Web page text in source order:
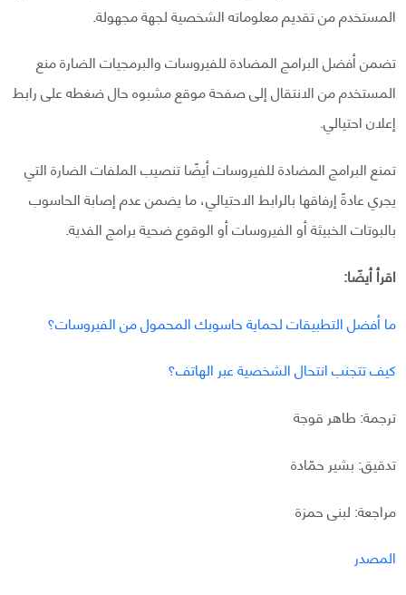
المستخدم من تقديم معلوماته الشخصية لجهة مجهولة.
تضمن أفضل البرامج المضادة للفيروسات والبرمجيات الضارة منع
المستخدم من الانتقال إلى صفحة موقع مشبوه حال ضغطه على رابط
إعلان احتيالي.
تمنع البرامج المضادة للفيروسات أيضًا تنصيب الملفات الضارة التي
يجري عادةً إرفاقها بالرابط الاحتيالي، ما يضمن عدم إصابة الحاسوب
بالبوتات الخبيثة أو الفيروسات أو الوقوع ضحية برامج الفدية.
اقرأ أيضًا:
ما أفضل التطبيقات لحماية حاسوبك المحمول من الفيروسات؟
كيف تتجنب انتحال الشخصية عبر الهاتف؟
ترجمة: طاهر قوجة
تدقيق: بشير حمّادة
مراجعة: لبنى حمزة
المصدر